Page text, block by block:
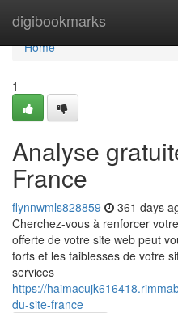
digibookmarks
Home
Home
1
Analyse
France
flynnwmls828859 361 days
Cherchez-vous à renforcer
offerte de votre site web peut
forts et les faiblesses de votre
services
https://
du-site-france